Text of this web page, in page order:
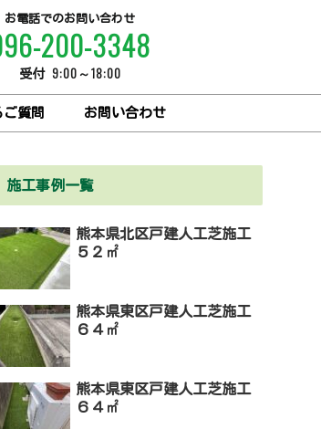
お電話でのお問い合わせ
200-3348
受付 9:00～18:00
質問 お問い合わせ
施工事例一覧
熊本県北区戸建人工芝施工
５２㎡
熊本県東区戸建人工芝施工
６４㎡
熊本県東区戸建人工芝施工
６４㎡